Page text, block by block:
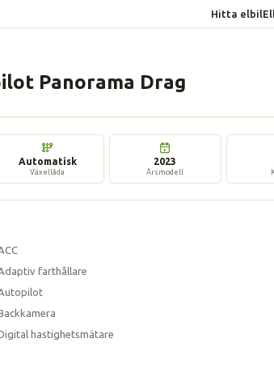
Hitta elbil
Panorama Drag
Automatisk
Växellåda
2023
Årsmodell
farthållare
hastighetsmätare